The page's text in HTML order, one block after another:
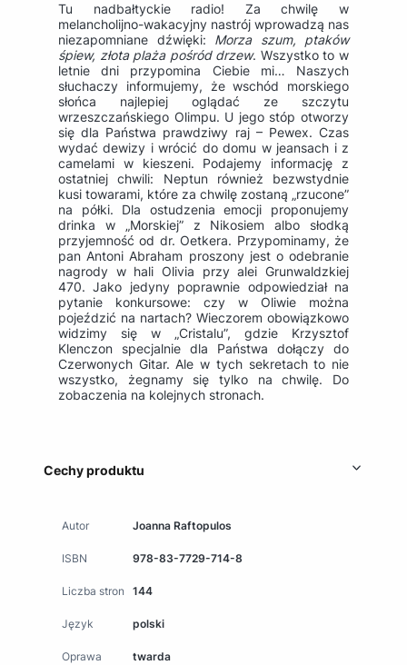
Tu nadbałtyckie radio! Za chwilę w
melancholijno-wakacyjny nastrój wprowadzą nas
niezapomniane dźwięki: Morza szum, ptaków
śpiew, złota plaża pośród drzew. Wszystko to w
letnie dni przypomina Ciebie mi… Naszych
słuchaczy informujemy, że wschód morskiego
słońca najlepiej oglądać ze szczytu
wrzeszczańskiego Olimpu. U jego stóp otworzy
się dla Państwa prawdziwy raj – Pewex. Czas
wydać dewizy i wrócić do domu w jeansach i z
camelami w kieszeni. Podajemy informację z
ostatniej chwili: Neptun również bezwstydnie
kusi towarami, które za chwilę zostaną „rzucone”
na półki. Dla ostudzenia emocji proponujemy
drinka w „Morskiej” z Nikosiem albo słodką
przyjemność od dr. Oetkera. Przypominamy, że
pan Antoni Abraham proszony jest o odebranie
nagrody w hali Olivia przy alei Grunwaldzkiej
470. Jako jedyny poprawnie odpowiedział na
pytanie konkursowe: czy w Oliwie można
pojeździć na nartach? Wieczorem obowiązkowo
widzimy się w „Cristalu”, gdzie Krzysztof
Klenczon specjalnie dla Państwa dołączy do
Czerwonych Gitar. Ale w tych sekretach to nie
wszystko, żegnamy się tylko na chwilę. Do
zobaczenia na kolejnych stronach.
Cechy produktu
Autor Joanna Raftopulos
ISBN 978-83-7729-714-8
Liczba stron 144
Język polski
Oprawa twarda